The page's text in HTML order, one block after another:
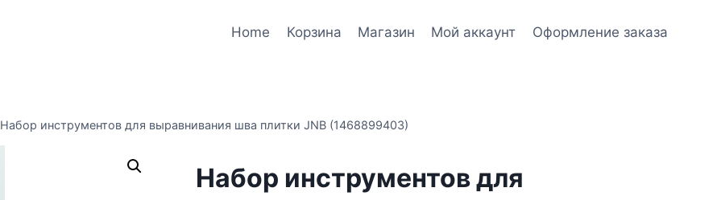
Home Корзина Магазин Мой аккаунт Оформление заказа
Набор инструментов для выравнивания шва плитки JNB (1468899403)
Набор инструментов для